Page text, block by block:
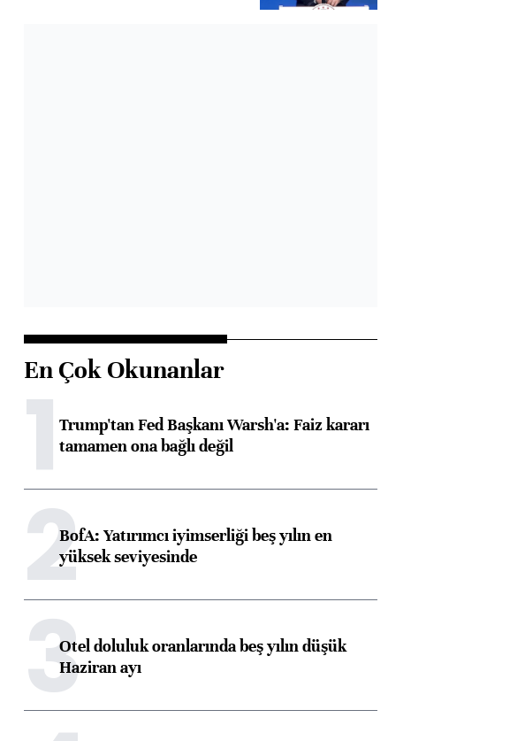
En Çok Okunanlar
1Trump'tan Fed Başkanı Warsh'a: Faiz kararı
tamamen ona bağlı değil
2BofA: Yatırımcı iyimserliği beş yılın en
yüksek seviyesinde
3Otel doluluk oranlarında beş yılın düşük
Haziran ayı